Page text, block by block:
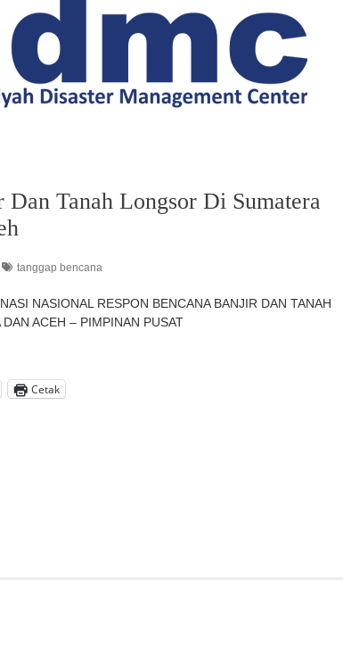
Tanah Longsor Di Sumatera
tanggap bencana
NASIONAL RESPON BENCANA BANJIR DAN TANAH
ACEH – PIMPINAN PUSAT
Cetak